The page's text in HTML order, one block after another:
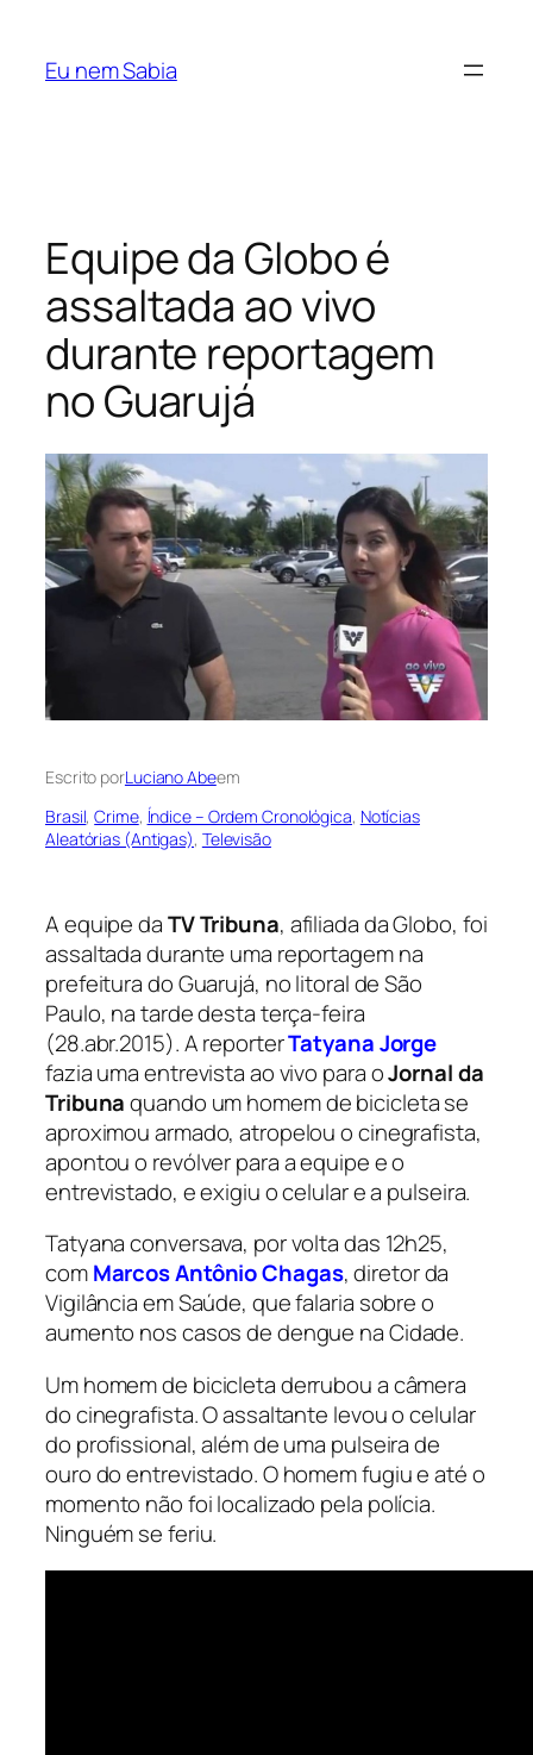
Eu nem Sabia
Equipe da Globo é
assaltada ao vivo
durante reportagem
no Guarujá
Escrito porLuciano Abeem
Brasil, Crime, Índice – Ordem Cronológica, Notícias
Aleatórias (Antigas), Televisão
A equipe daTV Tribuna, afiliada da Globo, foi
assaltada durante uma reportagem na
prefeitura do Guarujá, no litoral de São
Paulo, na tarde desta terça-feira
(28.abr.2015). A reporterTatyana Jorge
fazia uma entrevista ao vivo para oJornal da
Tribunaquando um homem de bicicleta se
aproximou armado, atropelou o cinegrafista,
apontou o revólver para a equipe e o
entrevistado, e exigiu o celular e a pulseira.
Tatyana conversava, por volta das 12h25,
comMarcos Antônio Chagas, diretor da
Vigilância em Saúde, que falaria sobre o
aumento nos casos de dengue na Cidade.
Um homem de bicicleta derrubou a câmera
do cinegrafista. O assaltante levou o celular
do profissional, além de uma pulseira de
ouro do entrevistado. O homem fugiu e até o
momento não foi localizado pela polícia.
Ninguém se feriu.